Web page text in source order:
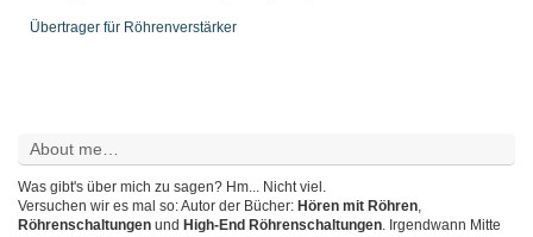
Übertrager für Röhrenverstärker
About me…
Was gibt's über mich zu sagen? Hm... Nicht viel.
Versuchen wir es mal so: Autor der Bücher: Hören mit Röhren,
Röhrenschaltungen und High-End Röhrenschaltungen. Irgendwann Mitte